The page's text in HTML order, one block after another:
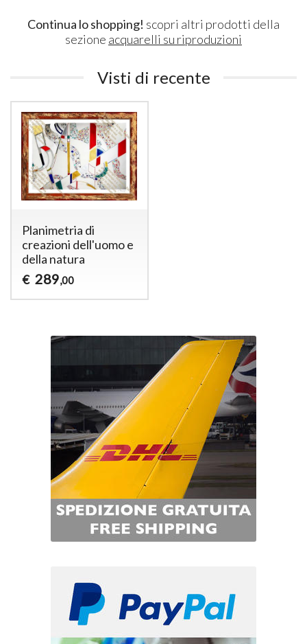
Continua lo shopping! scopri altri prodotti della
sezione acquarelli su riproduzioni
Visti di recente
Planimetria di
creazioni dell'uomo e
della natura
€ 289,00